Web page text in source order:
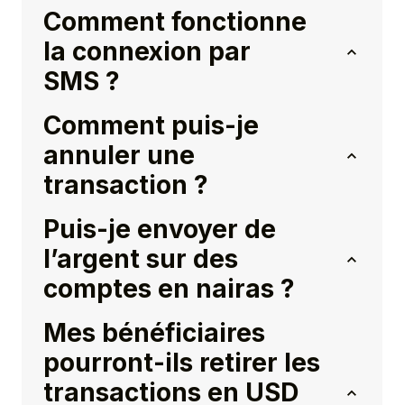
Comment fonctionne
la connexion par
SMS ?
Comment puis-je
annuler une
transaction ?
Puis-je envoyer de
l’argent sur des
comptes en nairas ?
Mes bénéficiaires
pourront-ils retirer les
transactions en USD